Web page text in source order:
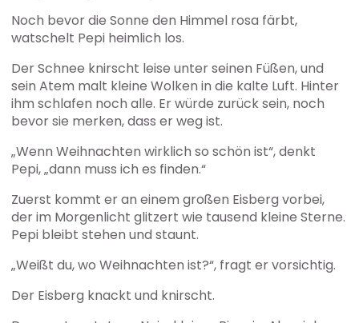
Noch bevor die Sonne den Himmel rosa färbt,
watschelt Pepi heimlich los.
Der Schnee knirscht leise unter seinen Füßen, und
sein Atem malt kleine Wolken in die kalte Luft. Hinter
ihm schlafen noch alle. Er würde zurück sein, noch
bevor sie merken, dass er weg ist.
„Wenn Weihnachten wirklich so schön ist“, denkt
Pepi, „dann muss ich es finden.“
Zuerst kommt er an einem großen Eisberg vorbei,
der im Morgenlicht glitzert wie tausend kleine Sterne.
Pepi bleibt stehen und staunt.
„Weißt du, wo Weihnachten ist?“, fragt er vorsichtig.
Der Eisberg knackt und knirscht.